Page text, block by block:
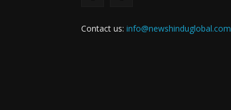
Contact us: info@newshinduglobal.com